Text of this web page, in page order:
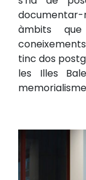
àmbits
tinc dos
les Illes